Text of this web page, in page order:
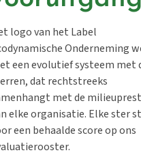
logo van het Label
Onderneming
een evolutief systeem met
dat rechtstreeks
met de
elke organisatie. Elke ster
een behaalde score op ons